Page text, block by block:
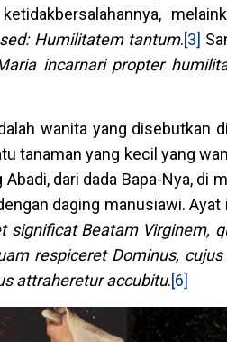
sed: Humilitatem tantum.[3]
incarnari propter
wanita yang disebutkan
tanaman yang kecil yang
dari dada Bapa-Nya, di
daging manusiawi.
significat Beatam Virginem,
respiceret Dominus,
attraheretur accubitu.[6]